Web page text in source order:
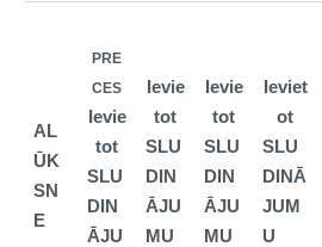
AL
ŪK
SN
E
PRE
CES
Ievie
tot
SLU
DIN
ĀJU
Ievie
tot
SLU
DIN
ĀJU
MU
Ievie
tot
SLU
DIN
ĀJU
MU
Ieviet
ot
SLU
DINĀ
JUM
U